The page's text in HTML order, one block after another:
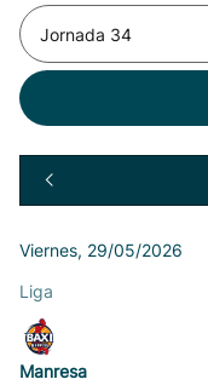
Viernes, 29/05/2026
Liga
Manresa